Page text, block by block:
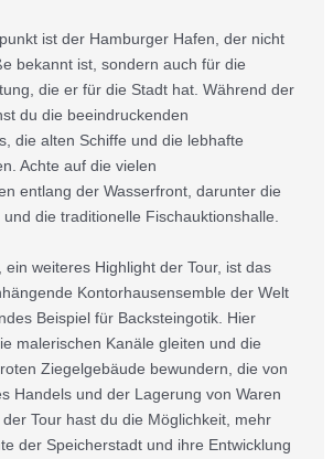
ist der Hamburger Hafen, der nicht
bekannt ist, sondern auch für die
die er für die Stadt hat. Während der
du die beeindruckenden
die alten Schiffe und die lebhafte
Achte auf die vielen
entlang der Wasserfront, darunter die
die traditionelle Fischauktionshalle.
ein weiteres Highlight der Tour, ist das
Kontorhausensemble der Welt
Beispiel für Backsteingotik. Hier
malerischen Kanäle gleiten und die
Ziegelgebäude bewundern, die von
Handels und der Lagerung von Waren
Tour hast du die Möglichkeit, mehr
der Speicherstadt und ihre Entwicklung